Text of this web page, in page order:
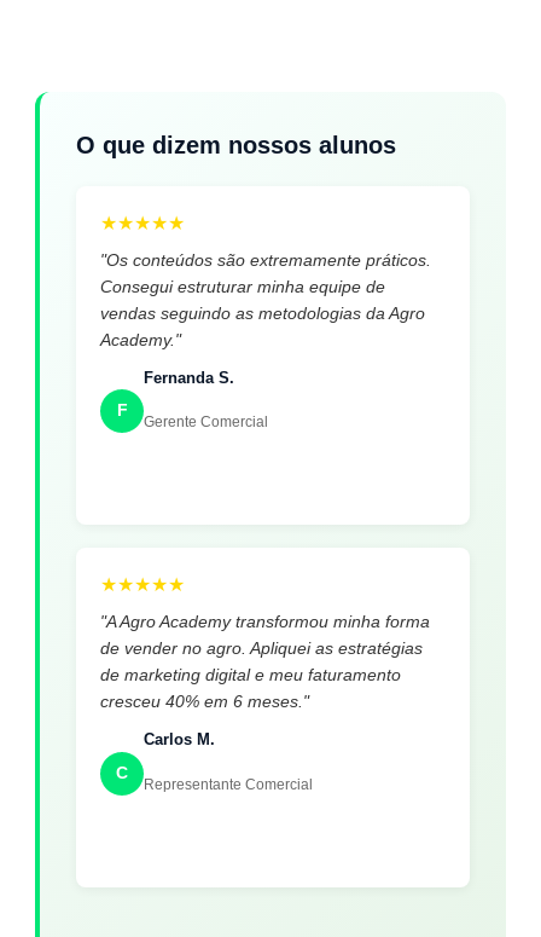
O que dizem nossos alunos
★★★★★
"Os conteúdos são extremamente práticos.
Consegui estruturar minha equipe de
vendas seguindo as metodologias da Agro
Academy."
F
Fernanda S.
Gerente Comercial
★★★★★
"A Agro Academy transformou minha forma
de vender no agro. Apliquei as estratégias
de marketing digital e meu faturamento
cresceu 40% em 6 meses."
C
Carlos M.
Representante Comercial